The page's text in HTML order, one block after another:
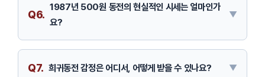
Q6.
1987년 500원 동전의 현실적인 시세는 얼마인가
요?
Q7. 희귀동전 감정은 어디서, 어떻게 받을 수 있나요?